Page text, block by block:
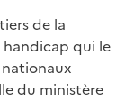
de la
qui le
du ministère